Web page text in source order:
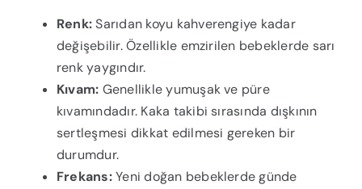
Renk:Sarıdan koyu kahverengiye kadar
değişebilir. Özellikle emzirilen bebeklerde sarı
renk yaygındır.
Kıvam: Genellikle yumuşak ve püre
kıvamındadır. Kaka takibi sırasında dışkının
sertleşmesi dikkat edilmesi gereken bir
durumdur.
Frekans:Yeni doğan bebeklerde günde